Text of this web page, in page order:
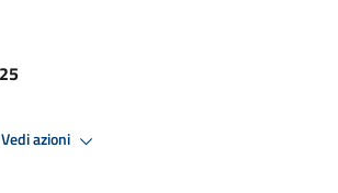
Vedi azioni